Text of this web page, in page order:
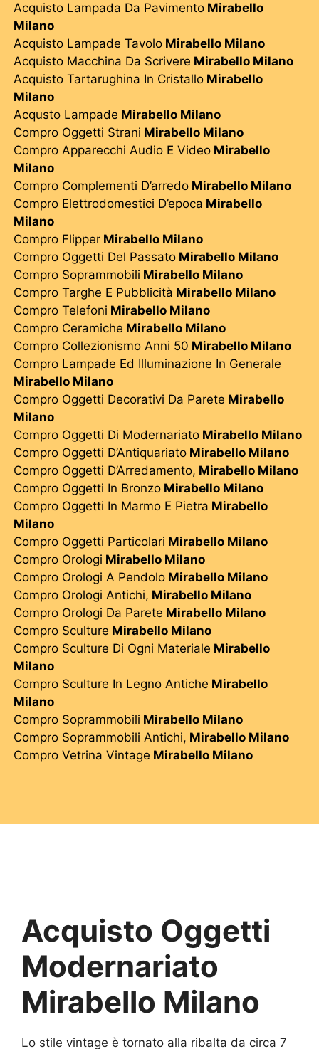
Acquisto Lampada Da Pavimento Mirabello
Milano
Acquisto Lampade Tavolo Mirabello Milano
Acquisto Macchina Da Scrivere Mirabello Milano
Acquisto Tartarughina In Cristallo Mirabello
Milano
Acqusto Lampade Mirabello Milano
Compro Oggetti Strani Mirabello Milano
Compro Apparecchi Audio E Video Mirabello
Milano
Compro Complementi D’arredo Mirabello Milano
Compro Elettrodomestici D’epoca Mirabello
Milano
Compro Flipper Mirabello Milano
Compro Oggetti Del Passato Mirabello Milano
Compro Soprammobili Mirabello Milano
Compro Targhe E Pubblicità Mirabello Milano
Compro Telefoni Mirabello Milano
Compro Ceramiche Mirabello Milano
Compro Collezionismo Anni 50 Mirabello Milano
Compro Lampade Ed Illuminazione In Generale
Mirabello Milano
Compro Oggetti Decorativi Da Parete Mirabello
Milano
Compro Oggetti Di Modernariato Mirabello Milano
Compro Oggetti D’Antiquariato Mirabello Milano
Compro Oggetti D’Arredamento, Mirabello Milano
Compro Oggetti In Bronzo Mirabello Milano
Compro Oggetti In Marmo E Pietra Mirabello
Milano
Compro Oggetti Particolari Mirabello Milano
Compro Orologi Mirabello Milano
Compro Orologi A Pendolo Mirabello Milano
Compro Orologi Antichi, Mirabello Milano
Compro Orologi Da Parete Mirabello Milano
Compro Sculture Mirabello Milano
Compro Sculture Di Ogni Materiale Mirabello
Milano
Compro Sculture In Legno Antiche Mirabello
Milano
Compro Soprammobili Mirabello Milano
Compro Soprammobili Antichi, Mirabello Milano
Compro Vetrina Vintage Mirabello Milano
Acquisto Oggetti
Modernariato
Mirabello Milano
Lo stile vintage è tornato alla ribalta da circa 7